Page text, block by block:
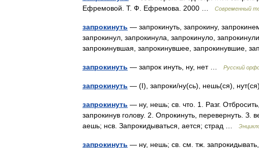
Ефремовой. Т. Ф. Ефремова. 2000 …
Современный
запрокинуть — запрокинуть, запрокину,
запрокинул, запрокинула, запрокинуло,
запрокинувшая, запрокинувшее, запрокинувшие,
запрокинуть — запрок инуть, ну, нет … Русский
запрокинуть — (I), запроки/ну(сь), нешь(ся),
запрокинуть — ну, нешь; св. что. 1. Разг.
запрокинув голову. 2. Опрокинуть, перевернуть.
аешь; нсв. Запрокидываться, ается; страд …
запрокинуть — ну, нешь; св. см. тж. запрокидывать,